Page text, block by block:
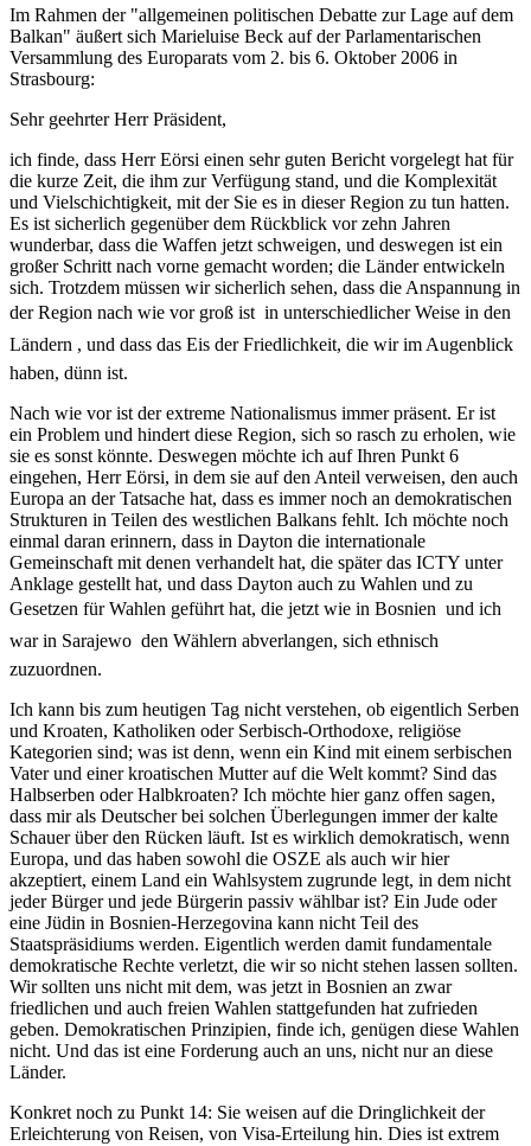
Im Rahmen der "allgemeinen politischen Debatte zur Lage auf dem
Balkan" äußert sich Marieluise Beck auf der Parlamentarischen
Versammlung des Europarats vom 2. bis 6. Oktober 2006 in
Strasbourg:
Sehr geehrter Herr Präsident,
ich finde, dass Herr Eörsi einen sehr guten Bericht vorgelegt hat für
die kurze Zeit, die ihm zur Verfügung stand, und die Komplexität
und Vielschichtigkeit, mit der Sie es in dieser Region zu tun hatten.
Es ist sicherlich gegenüber dem Rückblick vor zehn Jahren
wunderbar, dass die Waffen jetzt schweigen, und deswegen ist ein
großer Schritt nach vorne gemacht worden; die Länder entwickeln
sich. Trotzdem müssen wir sicherlich sehen, dass die Anspannung in
der Region nach wie vor groß ist  in unterschiedlicher Weise in den
Ländern , und dass das Eis der Friedlichkeit, die wir im Augenblick
haben, dünn ist.
Nach wie vor ist der extreme Nationalismus immer präsent. Er ist
ein Problem und hindert diese Region, sich so rasch zu erholen, wie
sie es sonst könnte. Deswegen möchte ich auf Ihren Punkt 6
eingehen, Herr Eörsi, in dem sie auf den Anteil verweisen, den auch
Europa an der Tatsache hat, dass es immer noch an demokratischen
Strukturen in Teilen des westlichen Balkans fehlt. Ich möchte noch
einmal daran erinnern, dass in Dayton die internationale
Gemeinschaft mit denen verhandelt hat, die später das ICTY unter
Anklage gestellt hat, und dass Dayton auch zu Wahlen und zu
Gesetzen für Wahlen geführt hat, die jetzt wie in Bosnien  und ich
war in Sarajewo  den Wählern abverlangen, sich ethnisch
zuzuordnen.
Ich kann bis zum heutigen Tag nicht verstehen, ob eigentlich Serben
und Kroaten, Katholiken oder Serbisch-Orthodoxe, religiöse
Kategorien sind; was ist denn, wenn ein Kind mit einem serbischen
Vater und einer kroatischen Mutter auf die Welt kommt? Sind das
Halbserben oder Halbkroaten? Ich möchte hier ganz offen sagen,
dass mir als Deutscher bei solchen Überlegungen immer der kalte
Schauer über den Rücken läuft. Ist es wirklich demokratisch, wenn
Europa, und das haben sowohl die OSZE als auch wir hier
akzeptiert, einem Land ein Wahlsystem zugrunde legt, in dem nicht
jeder Bürger und jede Bürgerin passiv wählbar ist? Ein Jude oder
eine Jüdin in Bosnien-Herzegovina kann nicht Teil des
Staatspräsidiums werden. Eigentlich werden damit fundamentale
demokratische Rechte verletzt, die wir so nicht stehen lassen sollten.
Wir sollten uns nicht mit dem, was jetzt in Bosnien an zwar
friedlichen und auch freien Wahlen stattgefunden hat zufrieden
geben. Demokratischen Prinzipien, finde ich, genügen diese Wahlen
nicht. Und das ist eine Forderung auch an uns, nicht nur an diese
Länder.
Konkret noch zu Punkt 14: Sie weisen auf die Dringlichkeit der
Erleichterung von Reisen, von Visa-Erteilung hin. Dies ist extrem